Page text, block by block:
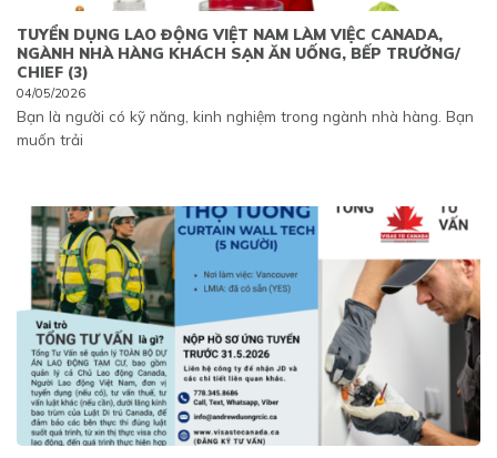
TUYỂN DỤNG LAO ĐỘNG VIỆT NAM LÀM VIỆC CANADA,
NGÀNH NHÀ HÀNG KHÁCH SẠN ĂN UỐNG, BẾP TRƯỞNG/
CHIEF (3)
04/05/2026
Bạn là người có kỹ năng, kinh nghiệm trong ngành nhà hàng. Bạn
muốn trải